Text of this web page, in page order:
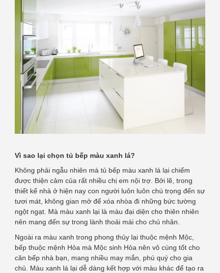
Vì sao lại chọn tủ bếp màu xanh lá?
Không phải ngẫu nhiên mà tủ bếp màu xanh lá lại chiếm
được thiện cảm của rất nhiều chị em nội trợ. Bởi lẽ, trong
thiết kế nhà ở hiện nay con người luôn luôn chú trọng đến sự
tươi mát, không gian mở để xóa nhòa đi những bức tường
ngột ngạt. Mà màu xanh lại là màu đại diện cho thiên nhiên
nên mang đến sự trong lành thoải mái cho chủ nhân.
Ngoài ra màu xanh trong phong thủy lại thuộc mệnh Mộc,
bếp thuộc mệnh Hỏa mà Mộc sinh Hỏa nên vô cùng tốt cho
căn bếp nhà bạn, mang nhiều may mắn, phú quý cho gia
chủ. Màu xanh lá lại dễ dàng kết hợp với màu khác để tạo ra